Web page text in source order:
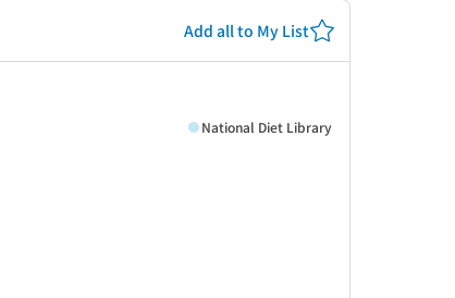
Add all to My List
National Diet Library